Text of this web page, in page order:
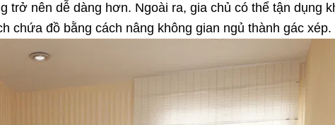
trở nên dễ dàng hơn. Ngoài ra, gia chủ có thể tận dụng
chứa đồ bằng cách nâng không gian ngủ thành gác xép.